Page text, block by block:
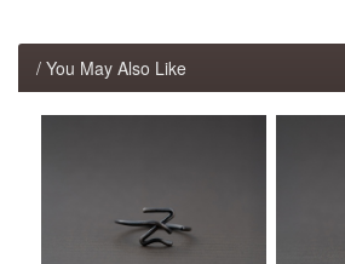
/ You May Also Like